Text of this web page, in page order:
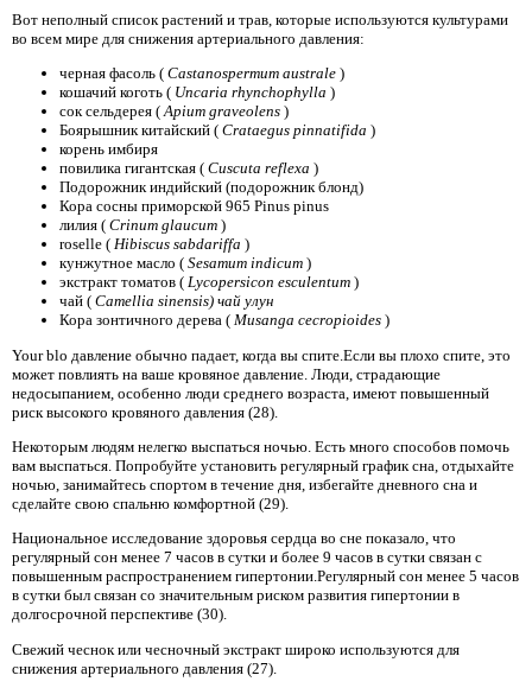
Вот неполный список растений и трав, которые используются культурами
во всем мире для снижения артериального давления:
черная фасоль ( Castanospermum australe )
кошачий коготь ( Uncaria rhynchophylla )
сок сельдерея (Apium graveolens )
Боярышник китайский ( Crataegus pinnatifida )
корень имбиря
повилика гигантская ( Cuscuta reflexa )
Подорожник индийский (подорожник блонд)
Кора сосны приморской 965 Pinus pinus
лилия ( Crinum glaucum )
roselle ( Hibiscus sabdariffa )
кунжутное масло ( Sesamum indicum )
экстракт томатов ( Lycopersicon esculentum )
чай ( Camellia sinensis) чай улун
Кора зонтичного дерева ( Musanga cecropioides )
Your blo давление обычно падает, когда вы спите.Если вы плохо спите, это
может повлиять на ваше кровяное давление. Люди, страдающие
недосыпанием, особенно люди среднего возраста, имеют повышенный
риск высокого кровяного давления (28).
Некоторым людям нелегко выспаться ночью. Есть много способов помочь
вам выспаться. Попробуйте установить регулярный график сна, отдыхайте
ночью, занимайтесь спортом в течение дня, избегайте дневного сна и
сделайте свою спальню комфортной (29).
Национальное исследование здоровья сердца во сне показало, что
регулярный сон менее 7 часов в сутки и более 9 часов в сутки связан с
повышенным распространением гипертонии.Регулярный сон менее 5 часов
в сутки был связан со значительным риском развития гипертонии в
долгосрочной перспективе (30).
Свежий чеснок или чесночный экстракт широко используются для
снижения артериального давления (27).